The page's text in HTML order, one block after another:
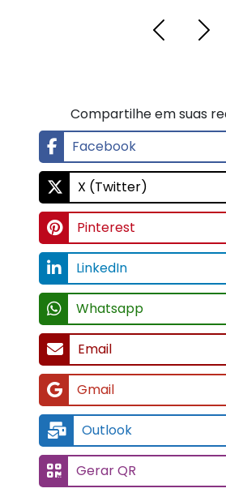
Compartilhe em suas
Facebook
X (Twitter)
Pinterest
LinkedIn
Whatsapp
Email
Gmail
Outlook
Gerar QR